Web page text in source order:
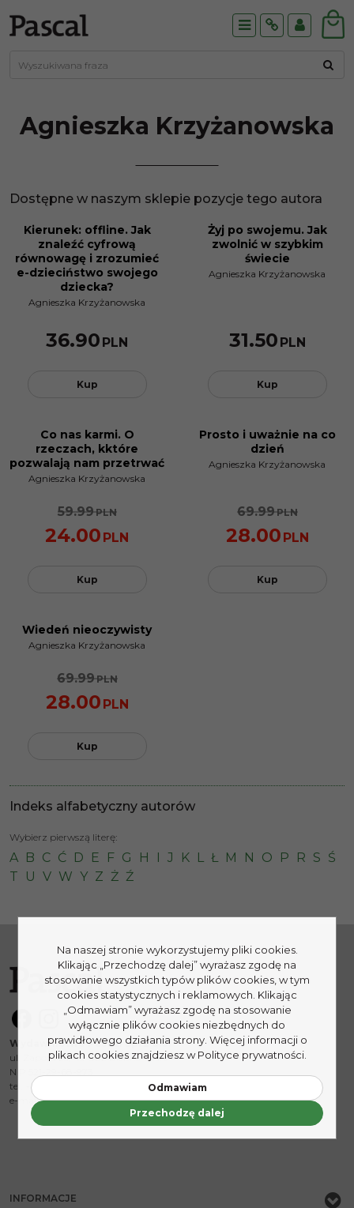
MenuInfoPanel
Agnieszka Krzyżanowska
Dostępne w naszym sklepie pozycje tego autora
Kierunek: offline. Jak
znaleźć cyfrową
równowagę i zrozumieć
e-dzieciństwo swojego
dziecka?
Agnieszka Krzyżanowska
36.90 PLN
Kup
Żyj po swojemu. Jak
zwolnić w szybkim
świecie
Agnieszka Krzyżanowska
31.50 PLN
Kup
PROMOCJA
Co nas karmi. O
rzeczach, kktóre
pozwalają nam przetrwać
Agnieszka Krzyżanowska
59.99PLN
24.00 PLN
Kup
Prosto i uważnie na co
dzień
Agnieszka Krzyżanowska
69.99PLN
28.00 PLN
Kup
Wiedeń nieoczywisty
Agnieszka Krzyżanowska
69.99PLN
28.00 PLN
Kup
Indeks alfabetyczny autorów
Wybierz pierwszą literę:
A B C Ć D E F G H I J K L Ł M N O P R S Ś
T
U V W Y Z Ż Ź
Wydawnictwo Pascal Sp. z o.o.
ul. Zapora 25, 43-382 Bielsko-Biała
NIP 521-29-68-973
tel. +48 33 82 82 828
e-mail:pascal@pascal.pl
INFORMACJE
Na naszej stronie wykorzystujemy pliki cookies.
Klikając „Przechodzę dalej” wyrażasz zgodę na
stosowanie wszystkich typów plików cookies, w tym
cookies statystycznych i reklamowych. Klikając
„Odmawiam” wyrażasz zgodę na stosowanie
wyłącznie plików cookies niezbędnych do
prawidłowego działania strony. Więcej informacji o
plikach cookies znajdziesz w Polityce prywatności.
Odmawiam
Przechodzę dalej